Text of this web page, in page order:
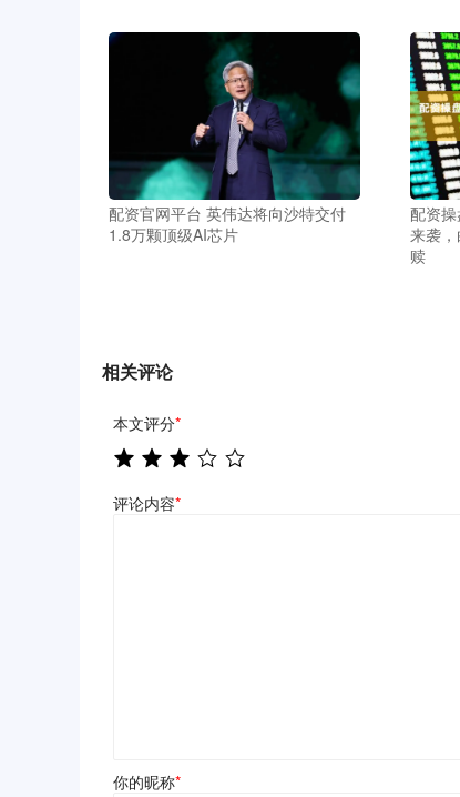
配资官网平台 英伟达将向沙特交付
1.8万颗顶级AI芯片
配资
来袭
赎
相关评论
本文评分*
评论内容*
你的昵称*